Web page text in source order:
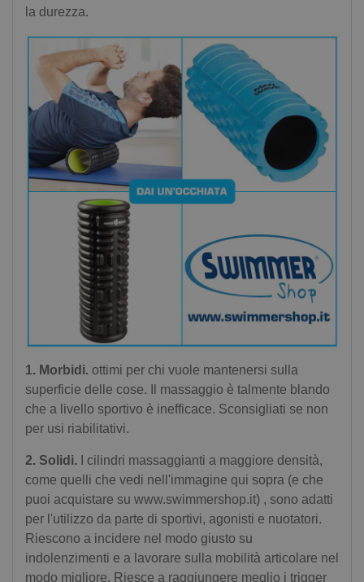
la durezza.
1. Morbidi. ottimi per chi vuole mantenersi sulla
superficie delle cose. Il massaggio è talmente blando
che a livello sportivo è inefficace. Sconsigliati se non
per usi riabilitativi.
2. Solidi. I cilindri massaggianti a maggiore densità,
come quelli che vedi nell'immagine qui sopra (e che
puoi acquistare su www.swimmershop.it) , sono adatti
per l'utilizzo da parte di sportivi, agonisti e nuotatori.
Riescono a incidere nel modo giusto su
indolenzimenti e a lavorare sulla mobilità articolare nel
modo migliore. Riesce a raggiungere meglio i trigger
Scarica subito GRATUITAMENTE l'ebook
"Allenarsi con gli elastici a secco"Scarica l'Ebook
Gratuito